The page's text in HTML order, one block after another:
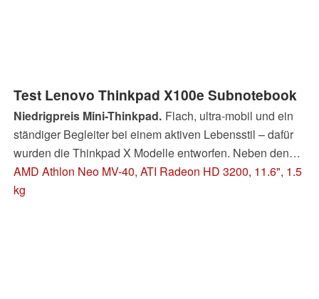
Test Lenovo Thinkpad X100e Subnotebook
Niedrigpreis Mini-Thinkpad. Flach, ultra-mobil und ein
ständiger Begleiter bei einem aktiven Lebensstil – dafür
wurden die Thinkpad X Modelle entworfen. Neben den
teureren und größeren Kollegen der X-Serie bietet
Lenovo mit dem X100e laut eigenen Aussagen das
AMD Athlon Neo MV-40, ATI Radeon HD 3200, 11.6", 1.5
kg